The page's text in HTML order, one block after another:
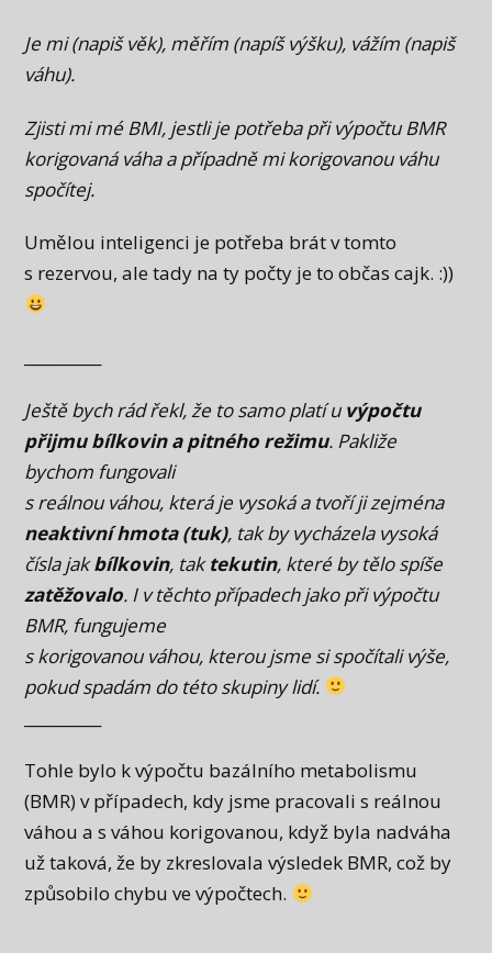
Je mi (napiš věk), měřím (napíš výšku), vážím (napiš
váhu).
Zjisti mi mé BMI, jestli je potřeba při výpočtu BMR
korigovaná váha a případně mi korigovanou váhu
spočítej.
Umělou inteligenci je potřeba brát v tomto
s rezervou, ale tady na ty počty je to občas cajk. :))
Ještě bych rád řekl, že to samo platí u výpočtu
přijmu bílkovin a pitného režimu. Pakliže
bychom fungovali
s reálnou váhou, která je vysoká a tvoří ji zejména
neaktivní hmota (tuk), tak by vycházela vysoká
čísla jakbílkovin, taktekutin, které by tělo spíše
zatěžovalo. I v těchto případech jako při výpočtu
BMR, fungujeme
s korigovanou váhou, kterou jsme si spočítali výše,
pokud spadám do této skupiny lidí.
Tohle bylo k výpočtu bazálního metabolismu
(BMR) v případech, kdy jsme pracovali s reálnou
váhou a s váhou korigovanou, když byla nadváha
už taková, že by zkreslovala výsledek BMR, což by
způsobilo chybu ve výpočtech.